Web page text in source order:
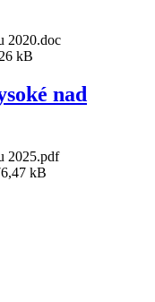
2020.doc
kB
nad
2025.pdf
kB